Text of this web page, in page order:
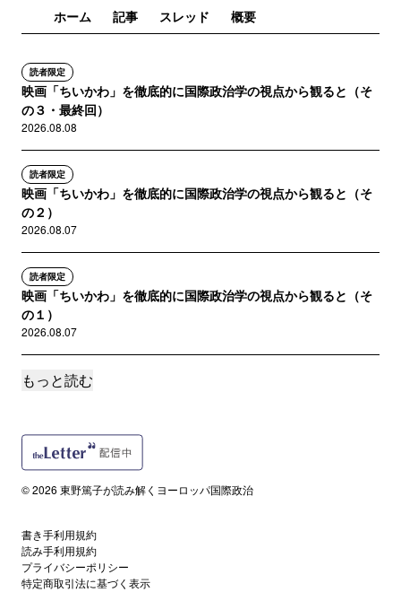
ホーム 記事 スレッド 概要
読者限定
映画「ちいかわ」を徹底的に国際政治学の視点から観ると（そ
の３・最終回）
2026.08.08
読者限定
映画「ちいかわ」を徹底的に国際政治学の視点から観ると（そ
の２）
2026.08.07
読者限定
映画「ちいかわ」を徹底的に国際政治学の視点から観ると（そ
の１）
2026.08.07
読者限定
2026.07.18
戦場と輸出管理をつなぐ「フィードバック・ループ」の必要性
2026.07.16
読者限定
もっと読む
© 2026 東野篤子が読み解くヨーロッパ国際政治
書き手利用規約
読み手利用規約
プライバシーポリシー
特定商取引法に基づく表示